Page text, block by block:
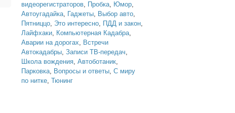
видеорегистраторов, Пробка, Юмор,
Автоугадайка, Гаджеты, Выбор авто,
Пятниццо, Это интересно, ПДД и закон,
Лайфхаки, Компьютерная Кадабра,
Аварии на дорогах, Встречи
Автокадабры, Записи ТВ-передач,
Школа вождения, Автоботаник,
Парковка, Вопросы и ответы, С миру
по нитке, Тюнинг